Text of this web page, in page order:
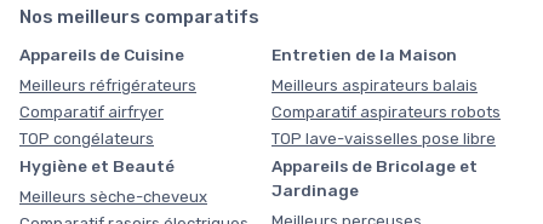
Nos meilleurs comparatifs
Appareils de Cuisine
Meilleurs réfrigérateurs
Comparatif airfryer
TOP congélateurs
Entretien de la Maison
Meilleurs aspirateurs balais
Comparatif aspirateurs robots
TOP lave-vaisselles pose libre
Hygiène et Beauté
Meilleurs sèche-cheveux
Appareils de Bricolage et
Jardinage